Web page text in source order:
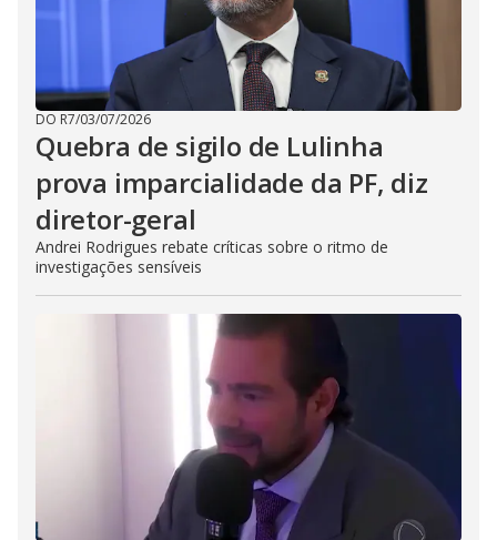
DO R7/03/07/2026
Quebra de sigilo de Lulinha
prova imparcialidade da PF, diz
diretor-geral
Andrei Rodrigues rebate críticas sobre o ritmo de
investigações sensíveis